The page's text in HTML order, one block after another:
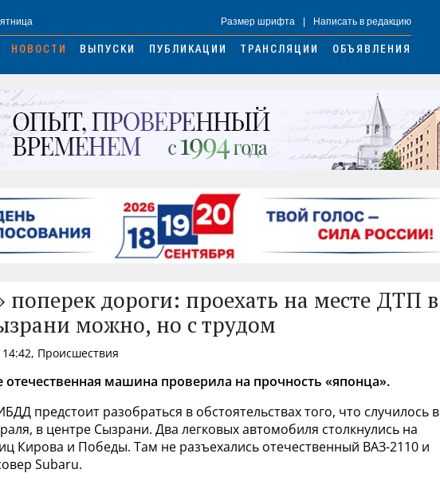
Размер шрифта Написать в редакцию
НОВОСТИ ВЫПУСКИ ПУБЛИКАЦИИ ТРАНСЛЯЦИИ ОБЪЯВЛЕНИЯ
поперек дороги: проехать на месте ДТП в
можно, но с трудом
Происшествия
отечественная машина проверила на прочность «японца».
предстоит разобраться в обстоятельствах того, что случилось в
в центре Сызрани. Два легковых автомобиля столкнулись на
Кирова и Победы. Там не разъехались отечественный ВАЗ-2110 и
Subaru.